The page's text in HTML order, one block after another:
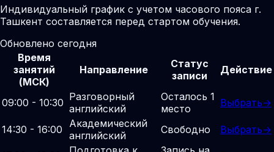
Индивидуальный график с учетом часового пояса г.
Ташкент составляется перед стартом обучения.
Обновлено сегодня
Время
занятий
(МСК)
Направление
Статус
записи
Действие
09:00 - 10:30 Разговорный
английский
Осталось 1
место
Выбрать→
14:30 - 16:00
Академический
английский
Свободно Выбрать→